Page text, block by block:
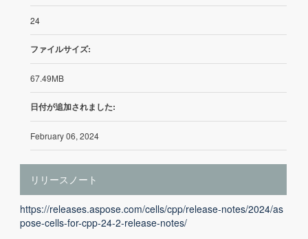
24
ファイルサイズ:
67.49MB
日付が追加されました:
February 06, 2024
リリースノート
https://releases.aspose.com/cells/cpp/release-notes/2024/as
pose-cells-for-cpp-24-2-release-notes/